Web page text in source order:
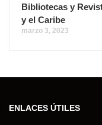
Bibliotecas y
y el Caribe
marzo 3, 2023
ENLACES ÚTILES